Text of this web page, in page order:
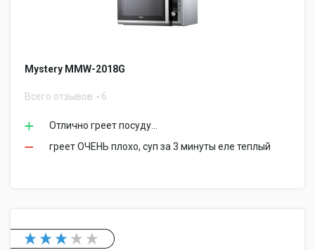
Mystery MMW-2018G
Всего отзывов 6
Отлично греет посуду...
греет ОЧЕНЬ плохо, суп за 3 минуты еле теплый